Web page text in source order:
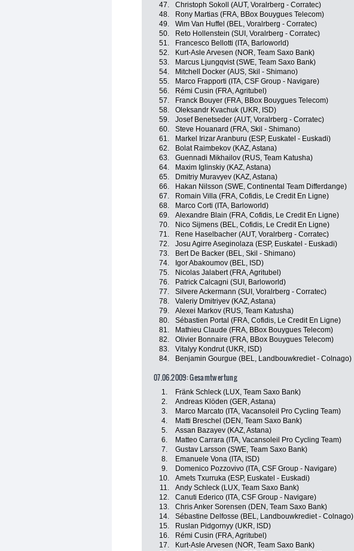
47.
Christoph Sokoll (AUT, Voralrberg - Corratec)
48.
Rony Martias (FRA, BBox Bouygues Telecom)
49.
Wim Van Huffel (BEL, Voralrberg - Corratec)
50.
Reto Hollenstein (SUI, Voralrberg - Corratec)
51.
Francesco Bellotti (ITA, Barloworld)
52.
Kurt-Asle Arvesen (NOR, Team Saxo Bank)
53.
Marcus Ljungqvist (SWE, Team Saxo Bank)
54.
Mitchell Docker (AUS, Skil - Shimano)
55.
Marco Frapporti (ITA, CSF Group - Navigare)
56.
Rémi Cusin (FRA, Agritubel)
57.
Franck Bouyer (FRA, BBox Bouygues Telecom)
58.
Oleksandr Kvachuk (UKR, ISD)
59.
Josef Benetseder (AUT, Voralrberg - Corratec)
60.
Steve Houanard (FRA, Skil - Shimano)
61.
Markel Irizar Aranburu (ESP, Euskatel - Euskadi)
62.
Bolat Raimbekov (KAZ, Astana)
63.
Guennadi Mikhailov (RUS, Team Katusha)
64.
Maxim Iglinskiy (KAZ, Astana)
65.
Dmitriy Muravyev (KAZ, Astana)
66.
Hakan Nilsson (SWE, Continental Team Differdange)
67.
Romain Villa (FRA, Cofidis, Le Credit En Ligne)
68.
Marco Corti (ITA, Barloworld)
69.
Alexandre Blain (FRA, Cofidis, Le Credit En Ligne)
70.
Nico Sijmens (BEL, Cofidis, Le Credit En Ligne)
71.
Rene Haselbacher (AUT, Voralrberg - Corratec)
72.
Josu Agirre Aseginolaza (ESP, Euskatel - Euskadi)
73.
Bert De Backer (BEL, Skil - Shimano)
74.
Igor Abakoumov (BEL, ISD)
75.
Nicolas Jalabert (FRA, Agritubel)
76.
Patrick Calcagni (SUI, Barloworld)
77.
Silvere Ackermann (SUI, Voralrberg - Corratec)
78.
Valeriy Dmitriyev (KAZ, Astana)
79.
Alexei Markov (RUS, Team Katusha)
80.
Sébastien Portal (FRA, Cofidis, Le Credit En Ligne)
81.
Mathieu Claude (FRA, BBox Bouygues Telecom)
82.
Olivier Bonnaire (FRA, BBox Bouygues Telecom)
83.
Vitalyy Kondrut (UKR, ISD)
84.
Benjamin Gourgue (BEL, Landbouwkrediet - Colnago)
07.06.2009: Gesamtwertung
1. Fränk Schleck (LUX, Team Saxo Bank)
2.
Andreas Klöden (GER, Astana)
3.
Marco Marcato (ITA, Vacansoleil Pro Cycling Team)
4.
Matti Breschel (DEN, Team Saxo Bank)
5.
Assan Bazayev (KAZ, Astana)
6.
Matteo Carrara (ITA, Vacansoleil Pro Cycling Team)
7.
Gustav Larsson (SWE, Team Saxo Bank)
8.
Emanuele Vona (ITA, ISD)
9.
Domenico Pozzovivo (ITA, CSF Group - Navigare)
10.
Amets Txurruka (ESP, Euskatel - Euskadi)
11.
Andy Schleck (LUX, Team Saxo Bank)
12.
Canuti Ederico (ITA, CSF Group - Navigare)
13.
Chris Anker Sorensen (DEN, Team Saxo Bank)
14.
Sébastine Delfosse (BEL, Landbouwkrediet - Colnago)
15.
Ruslan Pidgornyy (UKR, ISD)
16.
Rémi Cusin (FRA, Agritubel)
17.
Kurt-Asle Arvesen (NOR, Team Saxo Bank)